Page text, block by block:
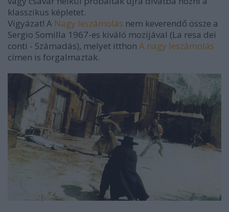
klasszikus képletet.
Vigyázat! A Nagy leszámolás nem keverendő össze a
Sergio Somilla 1967-es kiváló mozijával (La resa dei
conti - Számadás), melyet itthon A nagy leszámolás
címen is forgalmaztak.